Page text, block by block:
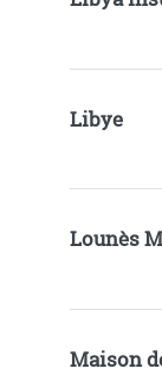
Libye
Lounès
Maison